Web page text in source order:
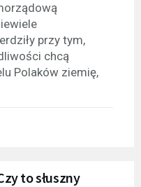
przy tym,
chcą
Polaków ziemię,
to słuszny